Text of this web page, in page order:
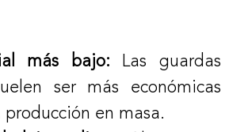
más bajo: Las guardas
ser más económicas
en masa.